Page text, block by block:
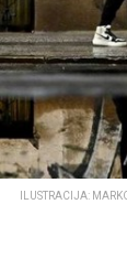
ILUSTRACIJA: